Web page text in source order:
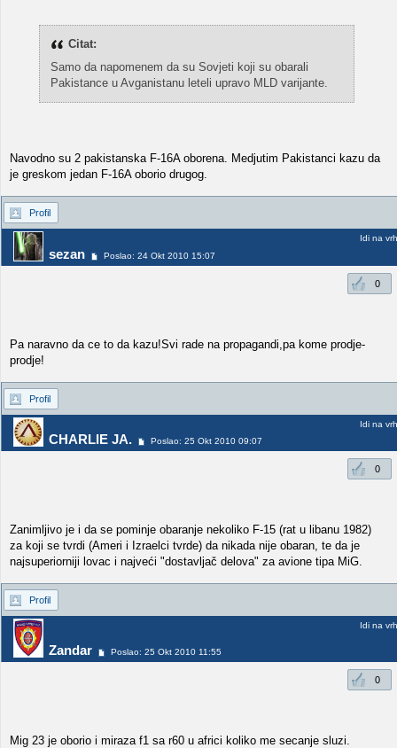
Citat:
Samo da napomenem da su Sovjeti koji su obarali
Pakistance u Avganistanu leteli upravo MLD varijante.
Navodno su 2 pakistanska F-16A oborena. Medjutim Pakistanci kazu da
je greskom jedan F-16A oborio drugog.
Profil
sezan Poslao: 24 Okt 2010 15:07
Idi na vrh
0
Pa naravno da ce to da kazu!Svi rade na propagandi,pa kome prodje-
prodje!
Profil
CHARLIE JA. Poslao: 25 Okt 2010 09:07
Idi na vrh
0
Zanimljivo je i da se pominje obaranje nekoliko F-15 (rat u libanu 1982)
za koji se tvrdi (Ameri i Izraelci tvrde) da nikada nije obaran, te da je
najsuperiorniji lovac i najveći "dostavljač delova" za avione tipa MiG.
Profil
Zandar Poslao: 25 Okt 2010 11:55
Idi na vrh
0
Mig 23 je oborio i miraza f1 sa r60 u africi koliko me secanje sluzi.